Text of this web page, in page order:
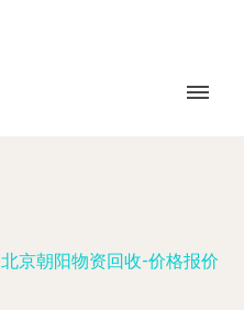
北京朝阳物资回收-价格报价